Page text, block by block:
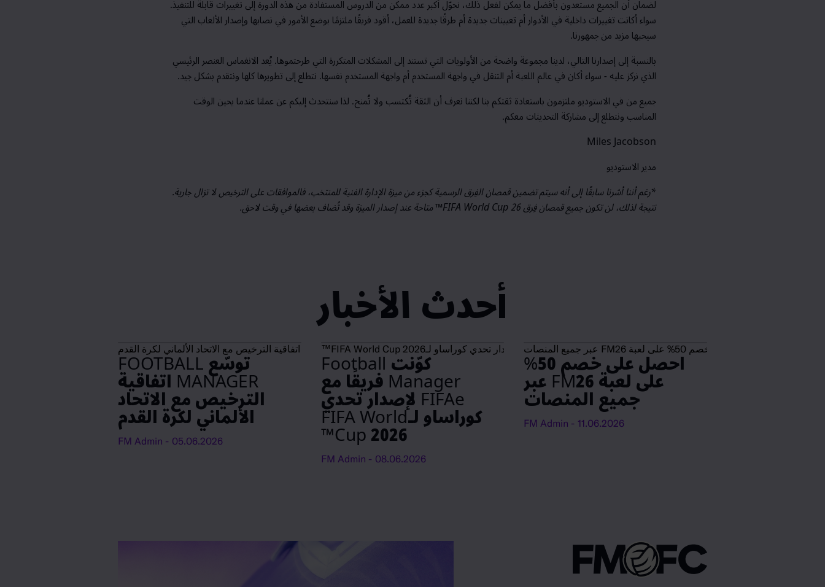
لضمان أن الجميع مستعدون بأفضل ما يمكن لفعل ذلك، نحوّل أكبر عدد ممكن من الدروس المستفادة من هذه الدورة إلى تغييرات قابلة للتنفيذ.
سواء أكانت تغييرات داخلية في الأدوار أم تعيينات جديدة أمطرقًا جديدة للعمل، أقود فريقًا ملتزمًا بوضع الأمور في نصابها وإصدار الألعاب التي
سيحبها مزيد من جمهورنا.
بالنسبة إلى إصدارنا التالي، لدينا مجموعة واضحة من الأولويات التي تستند إلى المشكلات المتكررة التي طرحتموها.يُعد الانغماس العنصر الرئيسي
الذي نركز عليه - سواء أكان في عالم اللعبة أم التنقل في واجهة المستخدم أم واجهة المستخدم نفسها. نتطلع إلى تطويرها كلها ونتقدم بشكل جيد.
جميع من في الاستوديو ملتزمون باستعادة ثقتكم بنا لكننا نعرف أن الثقة تُكتسب ولا تُمنح.لذاسنتحدث إليكم عن عملنا عندما يحين الوقت
المناسبونتطلع إلى مشاركة التحديثات معكم.
Miles Jacobson
مدير الاستوديو
*رغم أننا أشرنا سابقًا إلى أنه سيتم تضمين قمصان الفِرق الرسمية كجزء من ميزة الإدارة الفنية للمنتخب، فالموافقات على الترخيص لا تزال جارية.
نتيجة لذلك، لن تكون جميع قمصان فِرقFIFA World Cup 26™ متاحة عند إصدار الميزة وقد تُضاف بعضها في وقت لاحق.
أحدث الأخبار
احصل على خصم 50%
على لعبة FM26 عبر
جميع المنصات
11.06.2026
- FM Admin
احصل على خصم 50% على لعبة FM26 عبر جميع المنصات كوّنت Football
Manager فريقًا مع
FIFAe لإصدار تحدي
كوراساو لـFIFA World
Cup 2026™
08.06.2026
- FM Admin
كوّنت Football Manager فريقًا مع FIFAe لإصدار تحدي كوراساو لـFIFA World Cup 2026™ توسّع FOOTBALL
MANAGER اتفاقية
الترخيص مع الاتحاد
الألماني لكرة القدم
05.06.2026
- FM Admin
توسّع FOOTBALL MANAGER اتفاقية الترخيص مع الاتحاد الألماني لكرة القدم